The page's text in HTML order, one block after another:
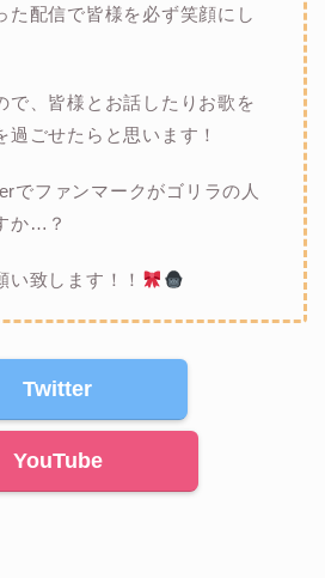
た配信で皆様を必ず笑顔にし
で、皆様とお話したりお歌を
過ごせたらと思います！
でファンマークがゴリラの人
か…？
い致します！！
Twitter
YouTube